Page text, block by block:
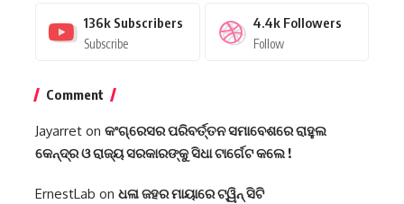
136k Subscribers
Subscribe
4.4k Followers
Follow
Comment
Jayarret on କଂଗ୍ରେସର ପରିବର୍ତ୍ତନ ସମାବେଶରେ ରାହୁଲ
କେନ୍ଦ୍ର ଓ ରାଜ୍ୟ ସରକାରଙ୍କୁ ସିଧା ଟାର୍ଗେଟ କଲେ !
ErnestLab on ଧଳା ଜହର ମାୟାରେ ଟ୍ୱିନ୍ ସିଟି